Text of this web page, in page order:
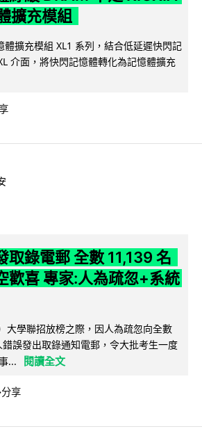
擴充模組
體擴充模組 XL1 系列，結合低延遲快閃記
介面，將快閃記憶體轉化為記憶體擴充
取錄電郵 全數 11,139 名
歡喜 專家:人為疏忽+系統
大學聯招放榜之際，因人為疏忽向全數
誤發出取錄通知電郵，令大批考生一度
...
閱讀全文
分享